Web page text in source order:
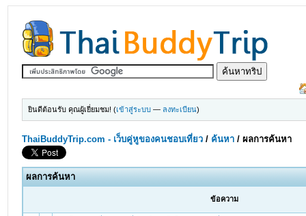
ยินดีต้อนรับ คุณผู้เยี่ยมชม! (เข้าสู่ระบบ — ลงทะเบียน)
ThaiBuddyTrip.com - เว็บคู่หูของคนชอบเที่ยว / ค้นหา /ผลการค้นหา
ผลการค้นหา
ข้อความ